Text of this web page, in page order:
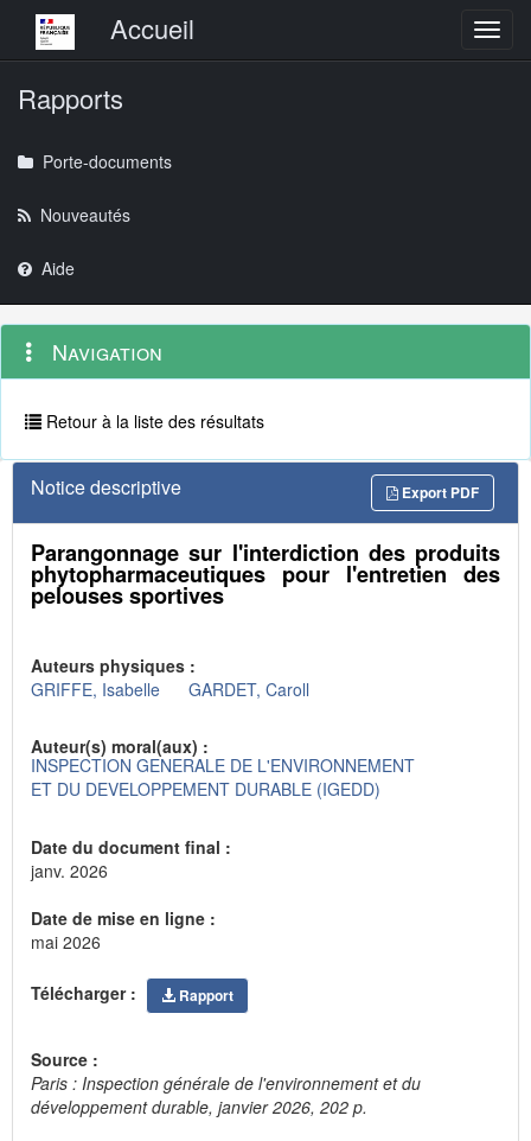
Menu principalAccueil
Rapports
Porte-documents
Nouveautés
Aide
Navigation
outils
Menu
contextuel
Navigation
Retour à la liste des résultats
Notice descriptive Export PDF
Parangonnage sur l'interdiction des produits
phytopharmaceutiques pour l'entretien des
pelouses sportives
Auteurs physiques :
GRIFFE, Isabelle
GARDET, Caroll
Auteur(s) moral(aux) :
INSPECTION GENERALE DE L'ENVIRONNEMENT
ET DU DEVELOPPEMENT DURABLE (IGEDD)
Date du document final :
janv. 2026
Date de mise en ligne :
mai 2026
Télécharger : Rapport
Source :
Paris : Inspection générale de l'environnement et du
développement durable, janvier 2026, 202 p.